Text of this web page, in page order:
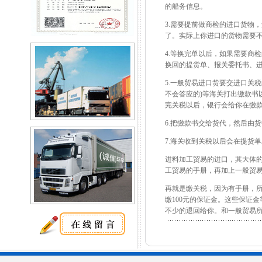
的船务信息。
3.需要提前做商检的进口货物
了。实际上你进口的货物需要
4.等换完单以后，如果需要商
换回的提货单、报关委托书、
5.一般贸易进口货要交进口关
不会答应的)等海关打出缴款书
完关税以后，银行会给你在缴
6.把缴款书交给货代，然后由
7.海关收到关税以后会在提货
进料加工贸易的进口，其大体
工贸易的手册，再加上一般贸
再就是缴关税，因为有手册，
缴100元的保证金。这些保证
不少的退回给你。和一般贸易